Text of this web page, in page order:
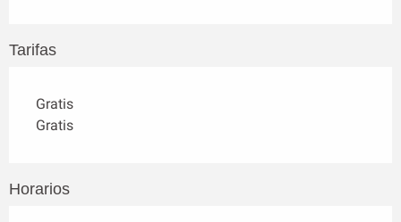
Tarifas
Gratis
Gratis
Horarios